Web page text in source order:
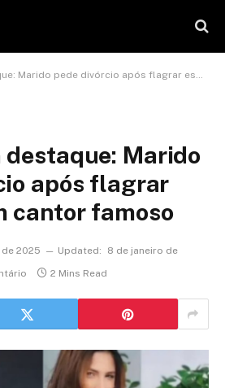
pede divórcio após flagrar esposa com cantor famoso
destaque: Marido
após flagrar
cantor famoso
2025 Updated:
8 de janeiro de
2 Mins Read